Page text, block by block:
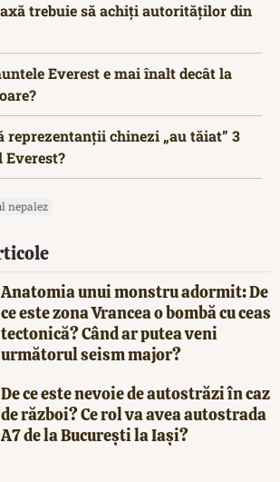
trebuie să achiți autorităților din
Everest e mai înalt decât la
reprezentanții chinezi „au tăiat” 3
nepalez
Anatomia unui monstru adormit: De
ce este zona Vrancea o bombă cu ceas
tectonică? Când ar putea veni
următorul seism major?
De ce este nevoie de autostrăzi în caz
de război? Ce rol va avea autostrada
A7 de la București la Iași?